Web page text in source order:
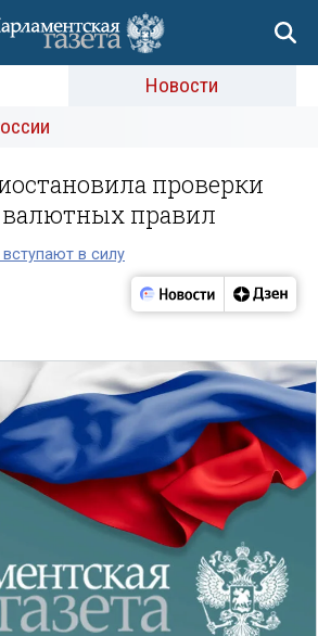
Новости
проверки
правил
в силу